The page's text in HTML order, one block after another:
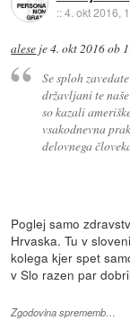
::4. okt 2016,
alese je4. okt 2016 ob
Se sploh
državljani te
so kazali
vsakodnevna
delovnega
Poglej samo
Hrvaska. Tu v
kolega kjer spet
v Slo razen par
Zgodovina sprememb…